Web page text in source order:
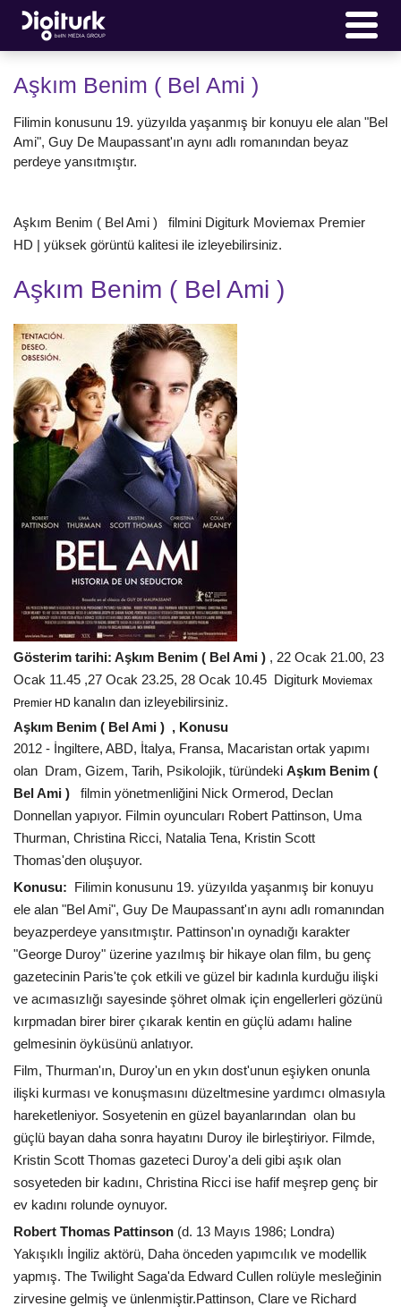
Aşkım Benim ( Bel Ami )
Filimin konusunu 19. yüzyılda yaşanmış bir konuyu ele alan "Bel
Ami", Guy De Maupassant'ın aynı adlı romanından beyaz
perdeye yansıtmıştır.
Aşkım Benim ( Bel Ami ) filmini Digiturk Moviemax Premier
HD | yüksek görüntü kalitesi ile izleyebilirsiniz.
Aşkım Benim ( Bel Ami )
Gösterim tarihi: Aşkım Benim ( Bel Ami ) , 22 Ocak 21.00, 23
Ocak 11.45 ,27 Ocak 23.25, 28 Ocak 10.45 Digiturk Moviemax
Premier HD kanalın dan izleyebilirsiniz.
Aşkım Benim ( Bel Ami ) , Konusu
2012 - İngiltere, ABD, İtalya, Fransa, Macaristan ortak yapımı
olan Dram, Gizem, Tarih, Psikolojik, türündeki Aşkım Benim (
Bel Ami )
filmin yönetmenliğini Nick Ormerod, Declan
Donnellan yapıyor. Filmin oyuncuları Robert Pattinson, Uma
Thurman, Christina Ricci, Natalia Tena, Kristin Scott
Thomas'den oluşuyor.
Konusu: Filimin konusunu 19. yüzyılda yaşanmış bir konuyu
ele alan "Bel Ami", Guy De Maupassant'ın aynı adlı romanından
beyazperdeye yansıtmıştır. Pattinson'ın oynadığı karakter
"George Duroy" üzerine yazılmış bir hikaye olan film, bu genç
gazetecinin Paris'te çok etkili ve güzel bir kadınla kurduğu ilişki
ve acımasızlığı sayesinde şöhret olmak için engellerleri gözünü
kırpmadan birer birer çıkarak kentin en güçlü adamı haline
gelmesinin öyküsünü anlatıyor.
Film, Thurman'ın, Duroy'un en ykın dost'unun eşiyken onunla
ilişki kurması ve konuşmasını düzeltmesine yardımcı olmasıyla
hareketleniyor. Sosyetenin en güzel bayanlarından olan bu
güçlü bayan daha sonra hayatını Duroy ile birleştiriyor. Filmde,
Kristin Scott Thomas gazeteci Duroy'a deli gibi aşık olan
sosyeteden bir kadını, Christina Ricci ise hafif meşrep genç bir
ev kadını rolunde oynuyor.
Robert Thomas Pattinson (d. 13 Mayıs 1986; Londra)
Yakışıklı İngiliz aktörü, Daha önceden yapımcılık ve modellik
yapmış. The Twilight Saga'da Edward Cullen rolüyle mesleğinin
zirvesine gelmiş ve ünlenmiştir.Pattinson, Clare ve Richard